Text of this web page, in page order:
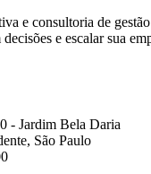
e consultoria de
e escalar sua
- Jardim Bela Daria
São Paulo